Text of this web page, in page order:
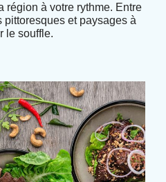
région à votre rythme. Entre
et paysages à
le souffle.